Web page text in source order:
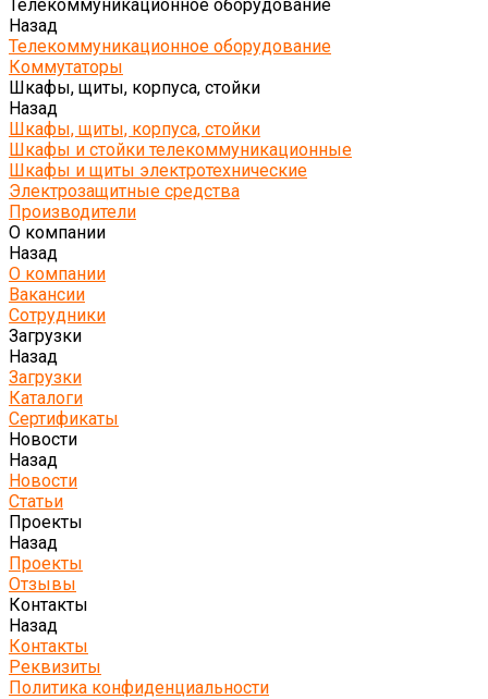
Телекоммуникационное оборудование
Назад
Телекоммуникационное оборудование
Коммутаторы
Шкафы, щиты, корпуса, стойки
Назад
Шкафы, щиты, корпуса, стойки
Шкафы и стойки телекоммуникационные
Шкафы и щиты электротехнические
Электрозащитные средства
Производители
О компании
Назад
О компании
Вакансии
Сотрудники
Загрузки
Назад
Загрузки
Каталоги
Сертификаты
Новости
Назад
Новости
Статьи
Проекты
Назад
Проекты
Отзывы
Контакты
Назад
Контакты
Реквизиты
Политика конфиденциальности